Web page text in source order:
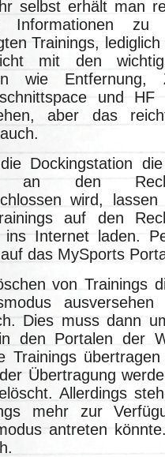
selbst erhält man
Informationen zu
Trainings, lediglich
mit den
wie Entfernung,
und HF
aber das
Dockingstation
an den
wird, lassen
auf den
Internet laden.
das MySports
von Trainings
Dies muss dann
den Portalen der
Trainings
Übertragung
Allerdings
mehr zur
antreten